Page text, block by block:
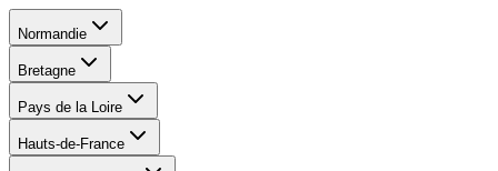
Normandie
Bretagne
Pays de la Loire
Hauts-de-France